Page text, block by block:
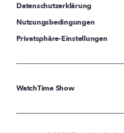
Datenschutzerklärung
Nutzungsbedingungen
Privatsphäre-Einstellungen
WatchTime Show